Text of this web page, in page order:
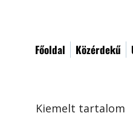
Főoldal Közérdekű
Kiemelt tartalom